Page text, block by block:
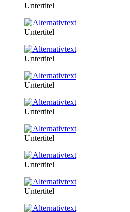
Untertitel
Untertitel
Untertitel
Untertitel
Untertitel
Untertitel
Untertitel
Untertitel